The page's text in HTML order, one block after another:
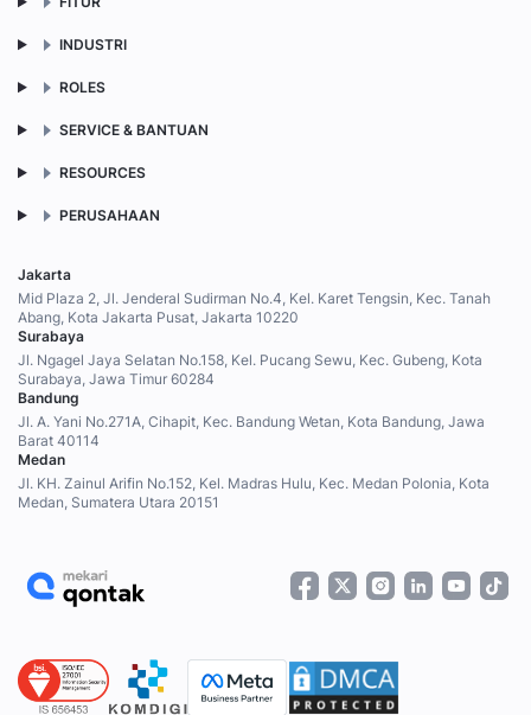
INDUSTRI
ROLES
SERVICE & BANTUAN
RESOURCES
PERUSAHAAN
Jakarta
Mid Plaza 2, Jl. Jenderal Sudirman No.4, Kel. Karet Tengsin, Kec. Tanah
Abang, Kota Jakarta Pusat, Jakarta 10220
Surabaya
Jl. Ngagel Jaya Selatan No.158, Kel. Pucang Sewu, Kec. Gubeng, Kota
Surabaya, Jawa Timur 60284
Bandung
Jl. A. Yani No.271A, Cihapit, Kec. Bandung Wetan, Kota Bandung, Jawa
Barat 40114
Medan
Jl. KH. Zainul Arifin No.152, Kel. Madras Hulu, Kec. Medan Polonia, Kota
Medan, Sumatera Utara 20151